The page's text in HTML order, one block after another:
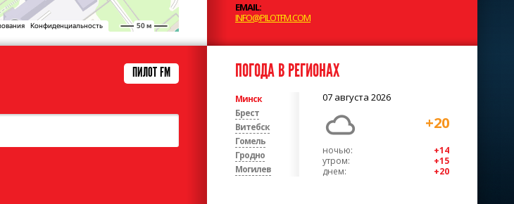
EMAIL:
INFO@PILOTFM.COM
ПИЛОТ FM ПОГОДА В РЕГИОНАХ
Минск
Брест
Витебск
Гомель
Гродно
Могилев
07 августа 2026
+20
ночью:
+14
утром:
+15
днем:
+20